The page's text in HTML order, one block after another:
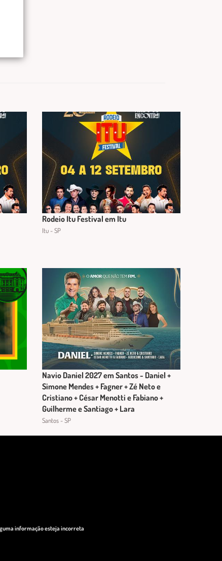
Rodeio Itu Festival em Itu
Itu - SP
Navio Daniel 2027 em Santos - Daniel +
Simone Mendes + Fagner + Zé Neto e
Cristiano + César Menotti e Fabiano +
Guilherme e Santiago + Lara
Santos - SP
informação esteja incorreta